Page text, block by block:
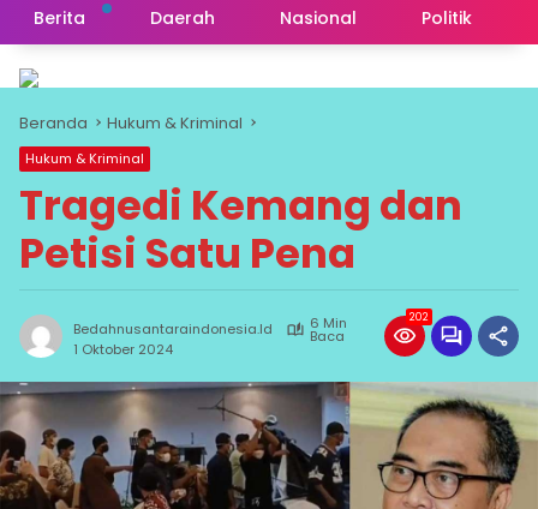
Berita Daerah Nasional Politik
Beranda Hukum & Kriminal
Hukum & Kriminal
Tragedi Kemang dan
Petisi Satu Pena
Bedahnusantaraindonesia.id 6 Min
Baca
1 Oktober 2024
202